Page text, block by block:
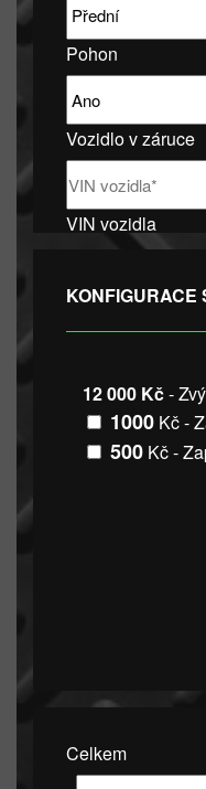
Pohon
Vozidlo v záruce
VIN vozidla
KONFIGURACE
12 000 Kč-
1000 Kč -
500 Kč -
Celkem